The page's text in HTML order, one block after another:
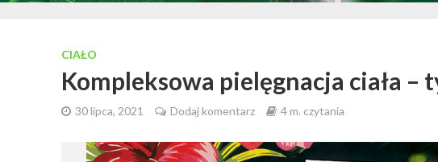
CIAŁO
Kompleksowa pielęgnacja ciała –
30 lipca, 2021 Dodaj komentarz 4 m. czytania